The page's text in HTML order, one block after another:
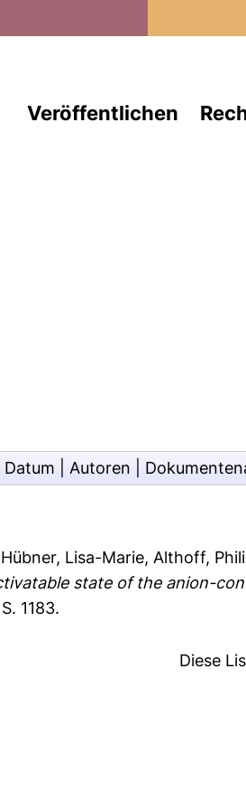
Veröffentlichen
Datum Autoren
Hübner, Lisa-Marie, Althoff,
state of the anion-
1183.
Diese